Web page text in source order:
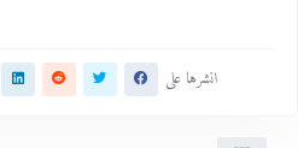
انشرها على